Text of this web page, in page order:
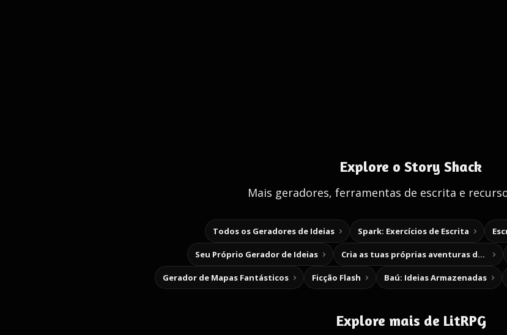
Explore o Story Shack
Mais geradores, ferramentas de escrita e
Todos os Geradores de Ideias Spark: Exercícios de Escrita
Seu Próprio Gerador de Ideias Cria as tuas próprias aventuras de escolha
Gerador de Mapas Fantásticos Ficção Flash Baú: Ideias Armazenadas
Explore mais de LitRPG